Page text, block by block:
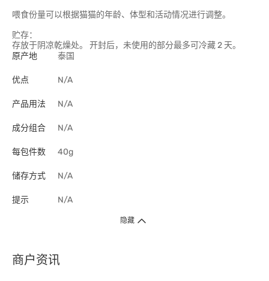
喂食份量可以根据猫猫的年龄、体型和活动情况进行调整。
贮存：
存放于阴凉乾燥处。 开封后，未使用的部分最多可冷藏 2 天。
原产地
泰国
优点 N/A
产品用法 N/A
成分组合 N/A
每包件数 40g
储存方式 N/A
提示 N/A
隐藏
商户资讯